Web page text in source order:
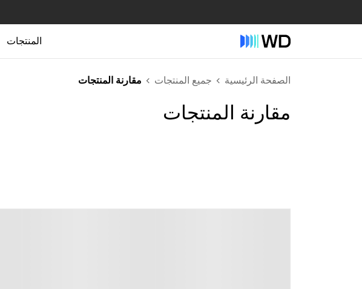
المنتجات
الصفحة الرئيسية جميع المنتجات مقارنة المنتجات
مقارنة المنتجات